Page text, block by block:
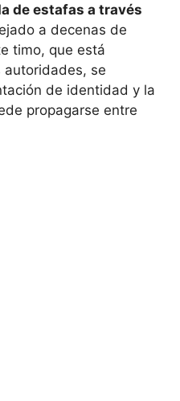
de estafas a través
a decenas de
timo, que está
autoridades, se
de identidad y la
propagarse entre